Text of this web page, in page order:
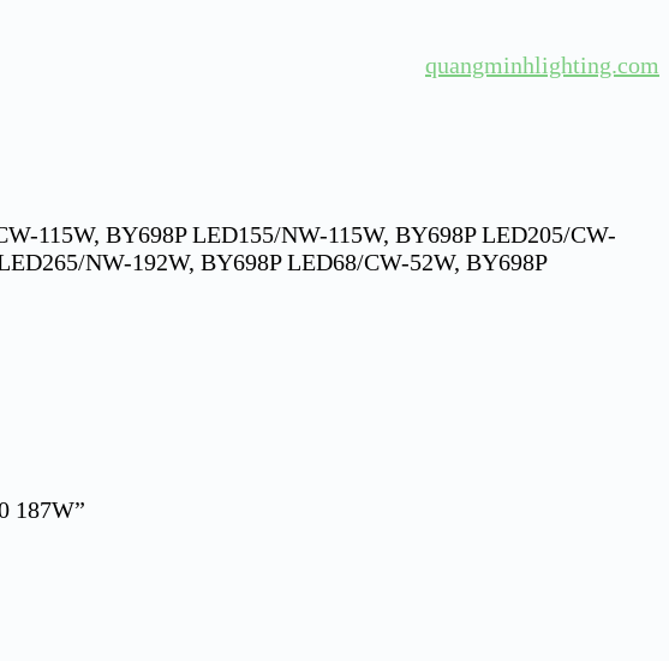
quangminhlighting.com
115W, BY698P LED155/NW-115W, BY698P LED205/CW-
NW-192W, BY698P LED68/CW-52W, BY698P
187W”